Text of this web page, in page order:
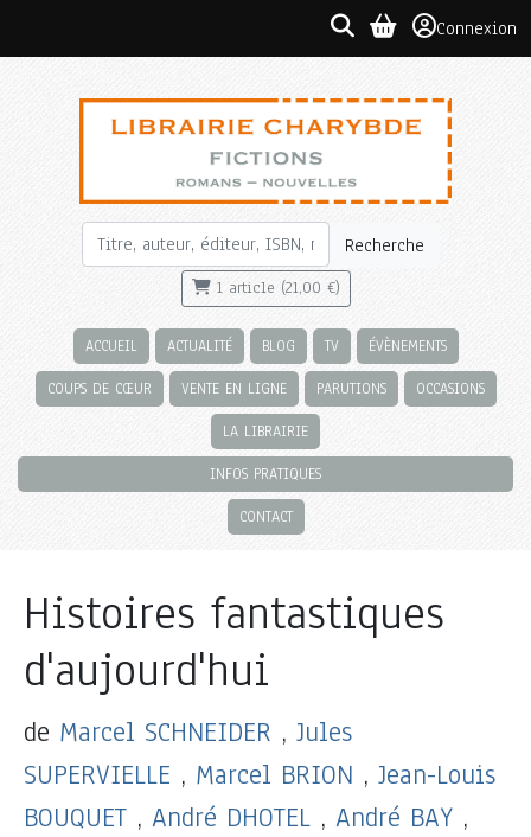
Connexion
Recherche
1 article (21,00 €)
ACCUEIL ACTUALITÉ BLOG TV ÉVÈNEMENTS
COUPS DE CŒUR VENTE EN LIGNE PARUTIONS OCCASIONS
LA LIBRAIRIE
INFOS PRATIQUES
CONTACT
Histoires fantastiques
d'aujourd'hui
de Marcel SCHNEIDER , Jules
SUPERVIELLE , Marcel BRION , Jean-Louis
BOUQUET , André DHOTEL , André BAY ,